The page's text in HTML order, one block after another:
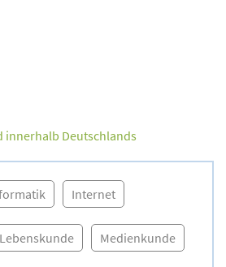
innerhalb Deutschlands
Internet
Lebenskunde Medienkunde